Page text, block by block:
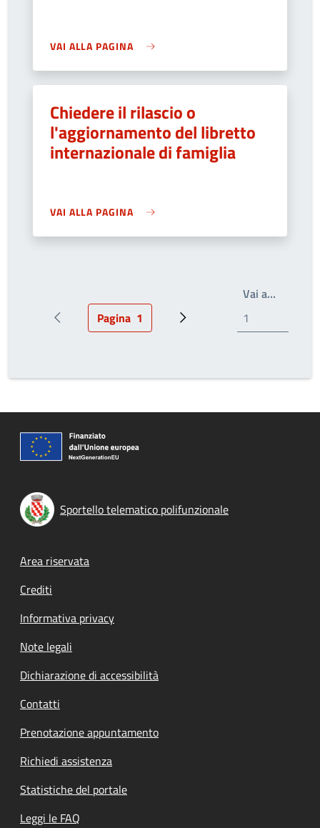
VAI ALLA PAGINA
Chiedere il rilascio o
l'aggiornamento del libretto
internazionale di famiglia
VAI ALLA PAGINA
Pagina precedentePagina attuale
Pagina 1 Prossima pagina
Vai a…
Sportello telematico polifunzionale
Footer menu
Area riservata
Crediti
Informativa privacy
Note legali
Dichiarazione di accessibilità
Contatti
Prenotazione appuntamento
Richiedi assistenza
Statistiche del portale
Leggi le FAQ